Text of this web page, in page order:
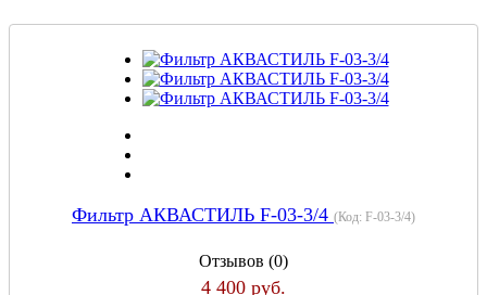
Фильтр АКВАСТИЛЬ F-03-3/4 (Код: F-03-3/4)
Отзывов (0)
4 400 руб.